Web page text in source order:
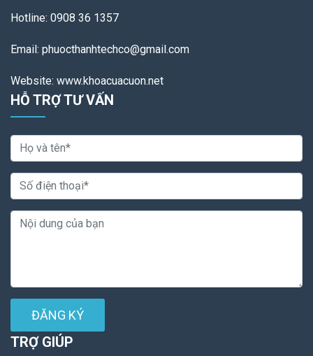
Hotline: 0908 36 1357
Email: phuocthanhtechco@gmail.com
Website: www.khoacuacuon.net
HỖ TRỢ TƯ VẤN
ĐĂNG KÝ
TRỢ GIÚP